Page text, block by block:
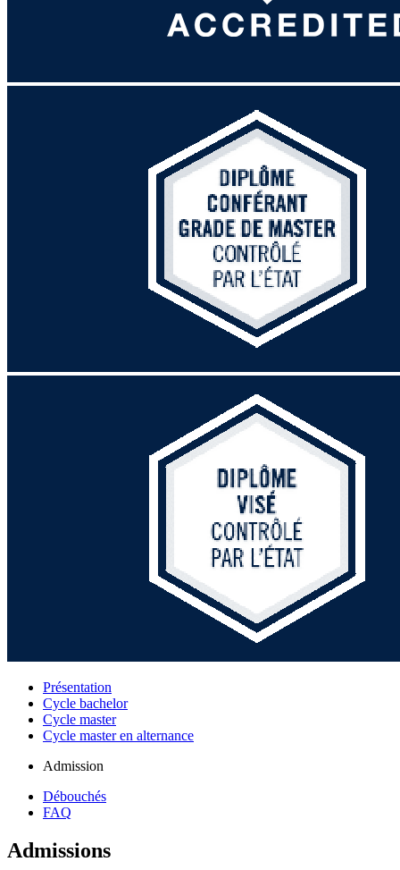
Présentation
Cycle bachelor
Cycle master
Cycle master en alternance
Admission
Débouchés
FAQ
Admissions